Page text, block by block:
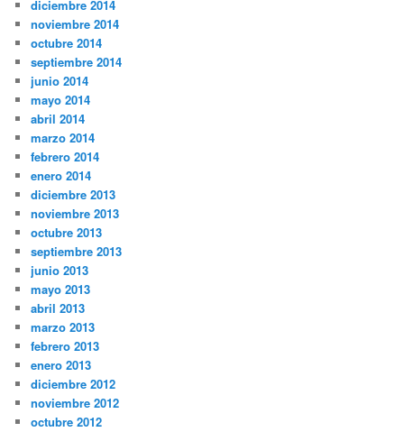
diciembre 2014
noviembre 2014
octubre 2014
septiembre 2014
junio 2014
mayo 2014
abril 2014
marzo 2014
febrero 2014
enero 2014
diciembre 2013
noviembre 2013
octubre 2013
septiembre 2013
junio 2013
mayo 2013
abril 2013
marzo 2013
febrero 2013
enero 2013
diciembre 2012
noviembre 2012
octubre 2012